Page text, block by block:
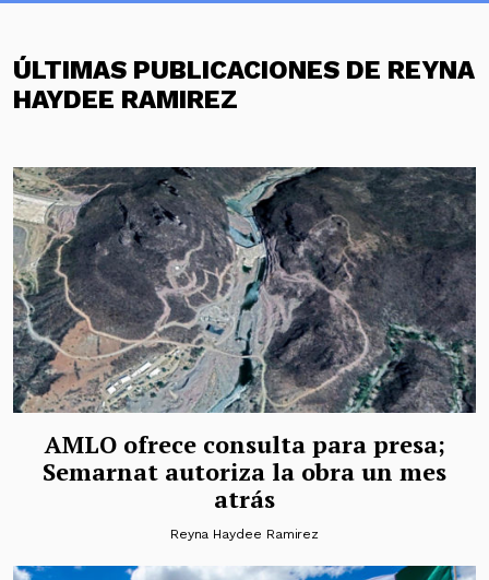
ÚLTIMAS PUBLICACIONES DE REYNA
HAYDEE RAMIREZ
AMLO ofrece consulta para presa;
Semarnat autoriza la obra un mes
atrás
Reyna Haydee Ramirez